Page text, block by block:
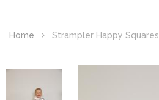
Home Strampler Happy Squares